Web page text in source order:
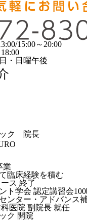
15:00～20:00
・日曜午後
ック 院長
業
臨床経験を積む
ス 終了
ト学会 認定講習会
ンター・アドバンス
医院 副院長 就任
ク 開院